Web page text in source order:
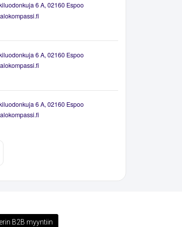
6 A, 02160 Espoo
6 A, 02160 Espoo
6 A, 02160 Espoo
B2B myyntiin